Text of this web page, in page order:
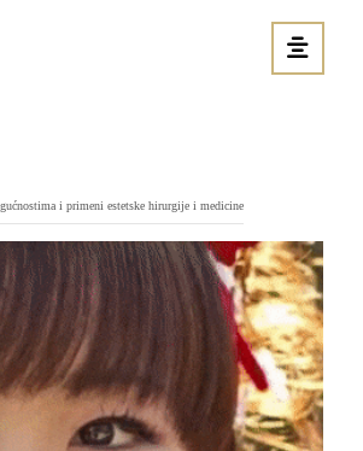
i primeni estetske hirurgije i medicine